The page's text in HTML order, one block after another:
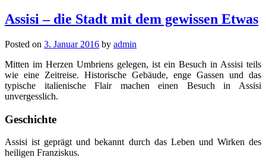
Assisi – die Stadt mit dem gewissen Etwas
Posted on 3. Januar 2016 by admin
Mitten im Herzen Umbriens gelegen, ist ein Besuch in Assisi teils
wie eine Zeitreise. Historische Gebäude, enge Gassen und das
typische italienische Flair machen einen Besuch in Assisi
unvergesslich.
Geschichte
Assisi ist geprägt und bekannt durch das Leben und Wirken des
heiligen Franziskus.